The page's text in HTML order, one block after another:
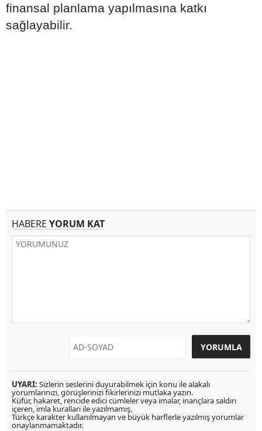
finansal planlama yapılmasına katkı
sağlayabilir.
HABERE YORUM KAT
UYARI: Sizlerin seslerini duyurabilmek için konu ile alakalı
yorumlarınızı, görüşlerinizi fikirlerinizi mutlaka yazın.
Küfür, hakaret, rencide edici cümleler veya imalar, inançlara saldırı
içeren, imla kuralları ile yazılmamış,
Türkçe karakter kullanılmayan ve büyük harflerle yazılmış yorumlar
onaylanmamaktadır.